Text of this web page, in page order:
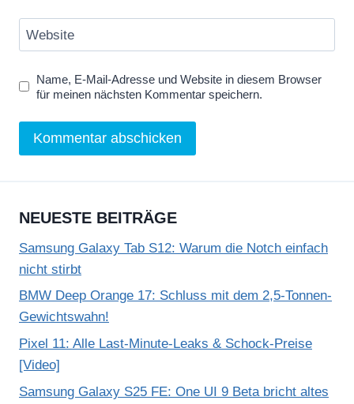
Website
Name, E-Mail-Adresse und Website in diesem Browser
für meinen nächsten Kommentar speichern.
NEUESTE BEITRÄGE
Samsung Galaxy Tab S12: Warum die Notch einfach
nicht stirbt
BMW Deep Orange 17: Schluss mit dem 2,5-Tonnen-
Gewichtswahn!
Pixel 11: Alle Last-Minute-Leaks & Schock-Preise
[Video]
Samsung Galaxy S25 FE: One UI 9 Beta bricht altes